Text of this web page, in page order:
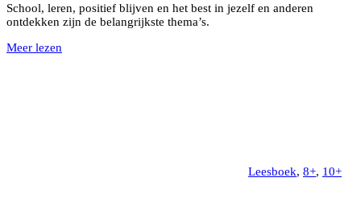
School, leren, positief blijven en het best in jezelf en anderen
ontdekken zijn de belangrijkste thema’s.
Meer lezen
Leesboek, 8+, 10+